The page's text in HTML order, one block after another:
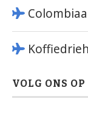
VOLG ONS